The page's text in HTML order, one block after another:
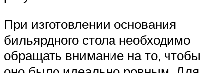
При изготовлении основания
бильярдного стола необходимо
обращать внимание на то, чтобы